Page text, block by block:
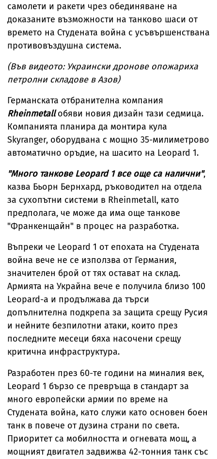
самолети и ракети чрез обединяване на
доказаните възможности на танково шаси от
времето на Студената война с усъвършенствана
противовъздушна система.
(Във видеото: Украински дронове опожариха
петролни складове в Азов)
Германската отбранителна компания
Rheinmetallобяви новия дизайн тази седмица.
Компанията планира да монтира кула
Skyranger, оборудвана с мощно 35-милиметрово
автоматично оръдие, на шасито на Leopard 1.
"Много танкове Leopard 1 все още са налични",
казва Бьорн Бернхард, ръководител на отдела
за сухопътни системи в Rheinmetall, като
предполага, че може да има още танкове
"Франкенщайн" в процес на разработка.
Въпреки че Leopard 1 от епохата на Студената
война вече не се използва от Германия,
значителен брой от тях остават на склад.
Армията на Украйна вече е получила близо 100
Leopard-а и продължава да търси
допълнителна подкрепа за защита срещу Русия
и нейните безпилотни атаки, които през
последните месеци бяха насочени срещу
критична инфраструктура.
Разработен през 60-те години на миналия век,
Leopard 1 бързо се превръща в стандарт за
много европейски армии по време на
Студената война, като служи като основен боен
танк в повече от дузина страни по света.
Приоритет са мобилността и огневата мощ, а
мощният двигател задвижва 42-тонния танк със